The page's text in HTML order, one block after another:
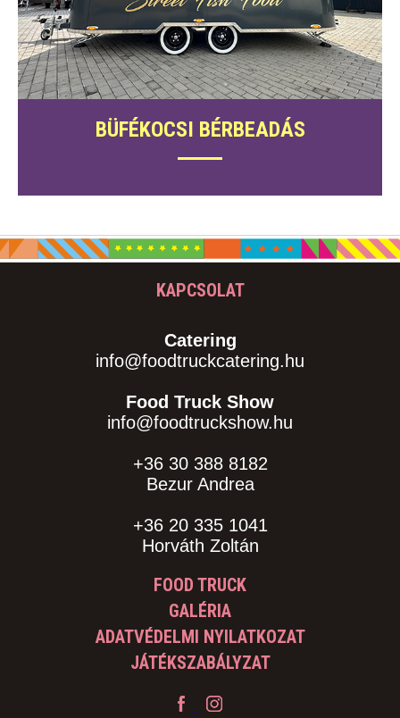
BÜFÉKOCSI BÉRBEADÁS
KAPCSOLAT
Catering
info@foodtruckcatering.hu
Food Truck Show
info@foodtruckshow.hu
+36 30 388 8182
Bezur Andrea
+36 20 335 1041
Horváth Zoltán
FOOD TRUCK
GALÉRIA
ADATVÉDELMI NYILATKOZAT
JÁTÉKSZABÁLYZAT